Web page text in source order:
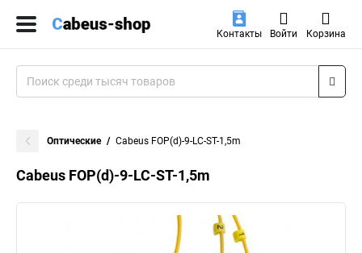
Контакты Войти Корзина
Оптические Cabeus FOP(d)-9-LC-ST-1,5m
Cabeus FOP(d)-9-LC-ST-1,5m